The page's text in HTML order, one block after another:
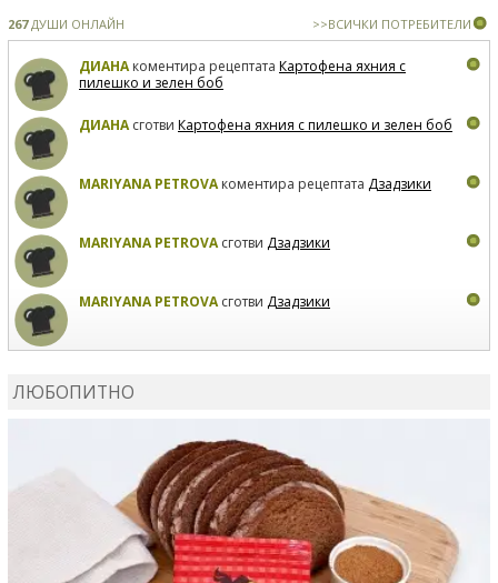
267ДУШИ ОНЛАЙН >>ВСИЧКИ ПОТРЕБИТЕЛИ
ДИАНАкоментира рецептата Картофена яхния с
пилешко и зелен боб
ДИАНАсготви Картофена яхния с пилешко и зелен боб
MARIYANA PETROVAкоментира рецептата Дзадзики
MARIYANA PETROVAсготви Дзадзики
MARIYANA PETROVAсготви Дзадзики
ЛЮБОПИТНО